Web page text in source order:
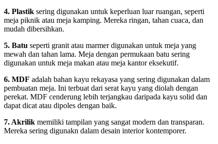
4. Plastik sering digunakan untuk keperluan luar ruangan, seperti
meja piknik atau meja kamping. Mereka ringan, tahan cuaca, dan
mudah dibersihkan.
5. Batu seperti granit atau marmer digunakan untuk meja yang
mewah dan tahan lama. Meja dengan permukaan batu sering
digunakan untuk meja makan atau meja kantor eksekutif.
6. MDF adalah bahan kayu rekayasa yang sering digunakan dalam
pembuatan meja. Ini terbuat dari serat kayu yang diolah dengan
perekat. MDF cenderung lebih terjangkau daripada kayu solid dan
dapat dicat atau dipoles dengan baik.
7. Akrilik memiliki tampilan yang sangat modern dan transparan.
Mereka sering digunakn dalam desain interior kontemporer.